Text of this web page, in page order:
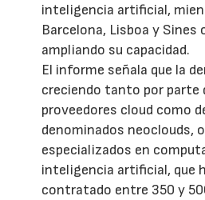
inteligencia artificial,
Barcelona, Lisboa y Sines
ampliando su capacidad.
El informe señala que la
creciendo tanto por parte
proveedores cloud como
denominados neoclouds,
especializados en
inteligencia artificial, que
contratado entre 350 y